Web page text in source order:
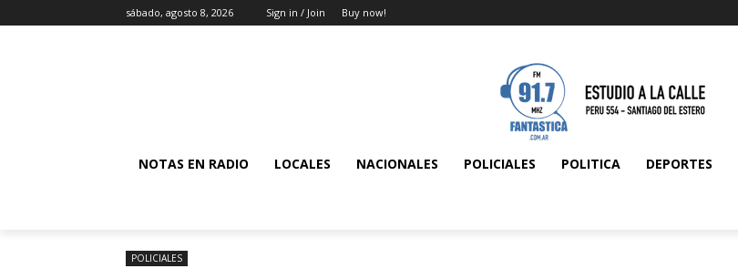
sábado, agosto 8, 2026 Sign in / Join Buy now!
NOTAS EN RADIO LOCALES NACIONALES POLICIALES POLITICA DEPORTES
POLICIALES